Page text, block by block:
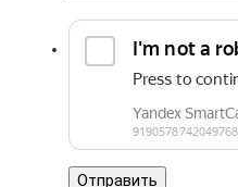
Отправить
Комплектующие